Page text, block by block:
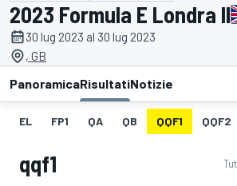
2023 Formula E Londra II
30 lug 2023 al 30 lug 2023
, GB
PanoramicaRisultatiNotizie
EL FP1 QA QB QQF1 QQF2
qqf1